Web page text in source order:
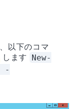
以下のコマ
します
New-
-